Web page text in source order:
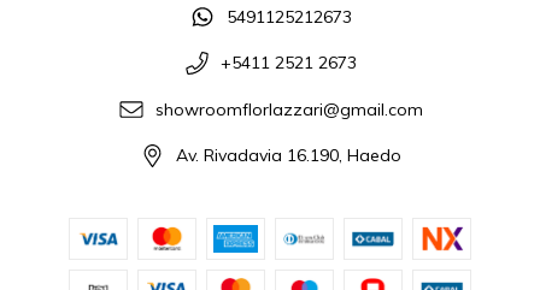
5491125212673
+5411 2521 2673
showroomflorlazzari@gmail.com
Av. Rivadavia 16.190, Haedo